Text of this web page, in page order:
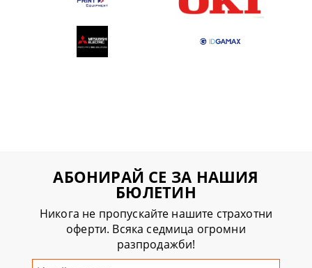
АБОНИРАЙ СЕ ЗА НАШИЯ
БЮЛЕТИН
Никога не пропускайте нашите страхотни
оферти. Всяка седмица огромни
разпродажби!